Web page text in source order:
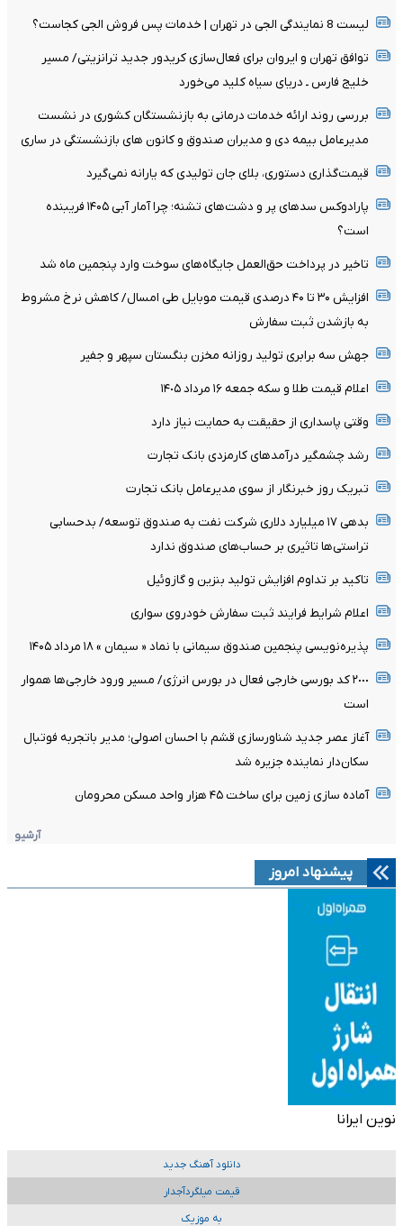
لیست 8 نمایندگی الجی در تهران | خدمات پس فروش الجی کجاست؟
توافق تهران و ایروان برای فعال‌سازی کریدور جدید ترانزیتی/ مسیر
خلیج فارس ـ دریای سیاه کلید می‌خورد
بررسی روند ارائه خدمات درمانی به بازنشستگان کشوری در نشست
مدیرعامل بیمه دی و مدیران صندوق و کانون های بازنشستگی در ساری
قیمت‌گذاری دستوری، بلای جان تولیدی که یارانه نمی‌گیرد
پارادوکس سدهای پر و دشت‌های تشنه؛ چرا آمار آبی ۱۴۰۵ فریبنده
است؟
تاخیر در پرداخت حق‌العمل جایگاه‌های سوخت وارد پنجمین ماه شد
افزایش ۳۰ تا ۴۰ درصدی قیمت موبایل طی امسال/ کاهش نرخ مشروط
به بازشدن ثبت سفارش
جهش سه برابری تولید روزانه مخزن بنگستان سپهر و جفیر
اعلام قیمت طلا و سکه جمعه ١۶ مرداد ١۴٠۵
وقتی پاسداری از حقیقت به حمایت نیاز دارد
رشد چشمگیر درآمدهای کارمزدی بانک تجارت
تبریک روز خبرنگار از سوی مدیرعامل بانک تجارت
بدهی ١٧ میلیارد دلاری شرکت نفت به صندوق توسعه/ بدحسابی
تراستی‌ها تاثیری بر حساب‌های صندوق ندارد
تاکید بر تداوم افزایش تولید بنزین و گازوئیل
اعلام شرایط فرایند ثبت سفارش خودروی سواری
پذیره‌نویسی پنجمین صندوق سیمانی با نماد « سیمان » ۱۸ مرداد ۱۴۰۵
٢٠٠٠ کد بورسی خارجی فعال در بورس انرژی/ مسیر ورود خارجی‌ها هموار
است
آغاز عصر جدید شناورسازی قشم با احسان اصولی؛ مدیر باتجربه فوتبال
سکان‌دار نماینده جزیره شد
آماده سازی زمین برای ساخت ۴۵ هزار واحد مسکن محرومان
آرشیو
پیشنهاد امروز
نوین ایرانا
دانلود آهنگ جدید
قیمت میلگردآجدار
به موزیک